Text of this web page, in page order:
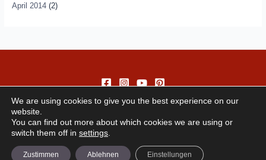
April 2014(2)
Copyright © 2026 andando
We are using cookies to give you the best experience on our
website.
You can find out more about which cookies we are using or
switch them off in settings
Zustimmen Ablehnen Einstellungen